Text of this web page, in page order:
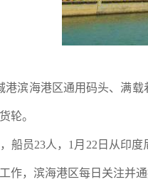
港滨海港区通用码头、满
轮。
船员23人，1月22日从印
作，滨海港区每日关注并